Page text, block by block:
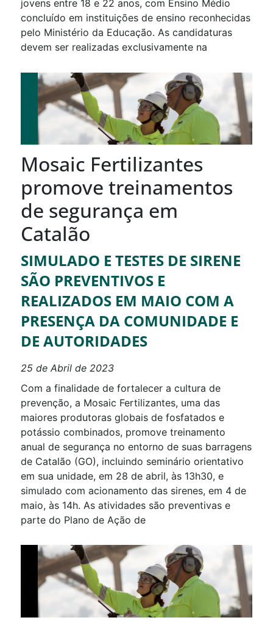
jovens entre 18 e 22 anos, com Ensino Médio
concluído em instituições de ensino reconhecidas
pelo Ministério da Educação. As candidaturas
devem ser realizadas exclusivamente na
Mosaic Fertilizantes
promove treinamentos
de segurança em
Catalão
SIMULADO E TESTES DE SIRENE
SÃO PREVENTIVOS E
REALIZADOS EM MAIO COM A
PRESENÇA DA COMUNIDADE E
DE AUTORIDADES
25 de Abril de 2023
Com a finalidade de fortalecer a cultura de
prevenção, a Mosaic Fertilizantes, uma das
maiores produtoras globais de fosfatados e
potássio combinados, promove treinamento
anual de segurança no entorno de suas barragens
de Catalão (GO), incluindo seminário orientativo
em sua unidade, em 28 de abril, às 13h30, e
simulado com acionamento das sirenes, em 4 de
maio, às 14h. As atividades são preventivas e
parte do Plano de Ação de